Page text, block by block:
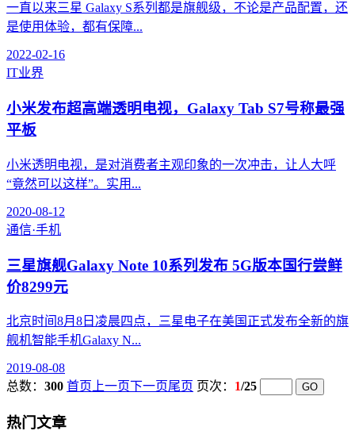
一直以来三星 Galaxy S系列都是旗舰级，不论是产品配置，还
是使用体验，都有保障...
2022-02-16
IT业界
小米发布超高端透明电视，Galaxy Tab S7号称最强
平板
小米透明电视，是对消费者主观印象的一次冲击，让人大呼
“竟然可以这样”。实用...
2020-08-12
通信·手机
三星旗舰Galaxy Note 10系列发布 5G版本国行尝鲜
价8299元
北京时间8月8日凌晨四点，三星电子在美国正式发布全新的旗
舰机智能手机Galaxy N...
2019-08-08
总数： 300 首页 上一页下一页尾页 页次： 1/25
热门文章